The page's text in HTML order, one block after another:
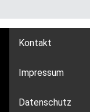
Kontakt
Impressum
Datenschutz